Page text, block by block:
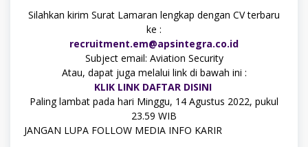
Silahkan kirim Surat Lamaran lengkap dengan CV terbaru
ke :
recruitment.em@apsintegra.co.id
Subject email: Aviation Security
Atau, dapat juga melalui link di bawah ini :
KLIK LINK DAFTAR DISINI
Paling lambat pada hari Minggu, 14 Agustus 2022, pukul
23.59 WIB
JANGAN LUPA FOLLOW MEDIA INFO KARIR